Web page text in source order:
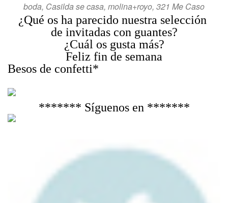
boda, Casilda se casa, molina+royo, 321 Me Caso
¿Qué os ha parecido nuestra selección
de invitadas con guantes?
¿Cuál os gusta más?
Feliz fin de semana
Besos de confetti*
******* Síguenos en *******